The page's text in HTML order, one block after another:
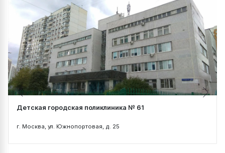
Детская городская поликлиника № 61
г. Москва, ул. Южнопортовая, д. 25